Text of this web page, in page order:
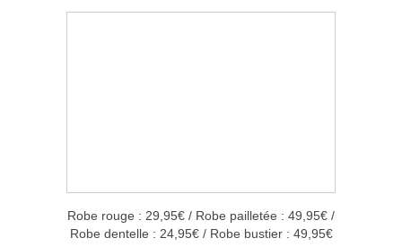
Robe rouge : 29,95€ / Robe pailletée : 49,95€ /
Robe dentelle : 24,95€ / Robe bustier : 49,95€